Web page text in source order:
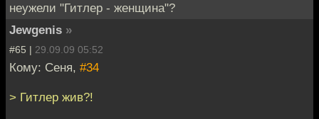
неужели "Гитлер - женщина"?
Jewgenis »
#65 | 29.09.09 05:52
Кому: Сеня, #34
> Гитлер жив?!